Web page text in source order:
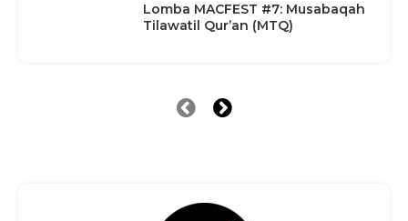
Lomba MACFEST #7: Musabaqah
Tilawatil Qur’an (MTQ)